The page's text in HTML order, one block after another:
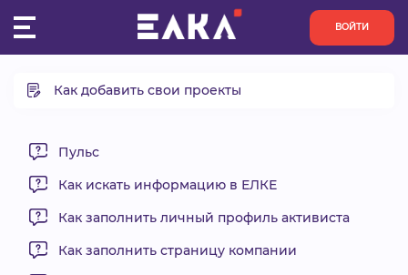
ВОЙТИ
ПУЛЬС
КОНКУРСЫ
ОРГАНИЗАЦИИ
АКТИВИСТЫ
Как добавить свои проекты
Добавление нового проекта (основная информация)
Бюджет
Команда
Пульс
Как искать информацию в ЕЛКЕ
Как заполнить личный профиль активиста
Как заполнить страницу компании